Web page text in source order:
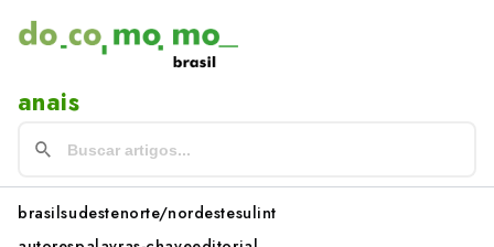
anais
brasilsudestenorte/nordestesulint